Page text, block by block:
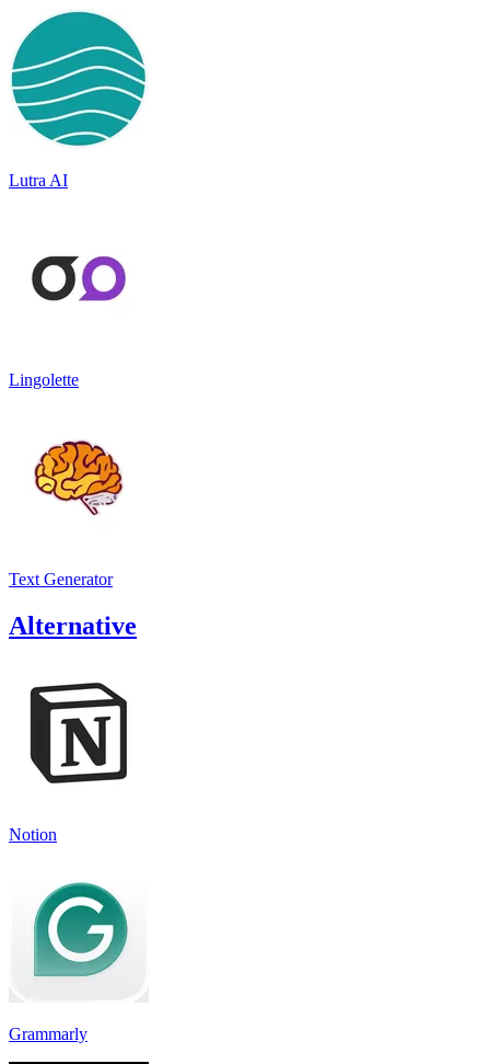
Lutra AI
Lingolette
Text Generator
Alternative
Notion
Grammarly